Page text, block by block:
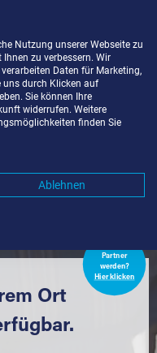
IN
Extraraum
Partner
werden?
Hier klicken
Ort
Nutzung unserer Webseite zu
zu verbessern. Wir
Daten für Marketing,
uns durch Klicken auf
Sie können Ihre
widerrufen. Weitere
finden Sie
Ablehnen